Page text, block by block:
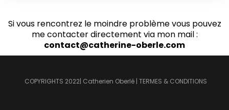
Si vous rencontrez le moindre problème vous pouvez
me contacter directement via mon mail :
contact@catherine-oberle.com
COPYRIGHTS 2022| Catherien Oberlé | TERMES & CONDITIONS